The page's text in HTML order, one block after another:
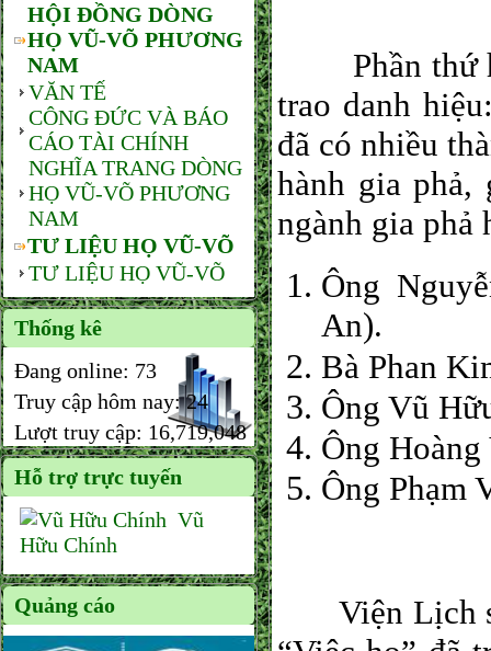
HỘI ĐỒNG DÒNG
HỌ VŨ-VÕ PHƯƠNG
NAM
VĂN TẾ
CÔNG ĐỨC VÀ BÁO
CÁO TÀI CHÍNH
NGHĨA TRANG DÒNG
HỌ VŨ-VÕ PHƯƠNG
NAM
TƯ LIỆU HỌ VŨ-VÕ
TƯ LIỆU HỌ VŨ-VÕ
Thống kê
Đang online: 73
Truy cập hôm nay:24
Lượt truy cập: 16,719,048
Hỗ trợ trực tuyến
Vũ
Hữu Chính
Quảng cáo
Phần thứ
trao danh
đã có nhiều
hành gia phả,
ngành gia phả
Ông
An).
Bà Phan
Ông Vũ
Ông
Ông Phạm
Viện Lịch